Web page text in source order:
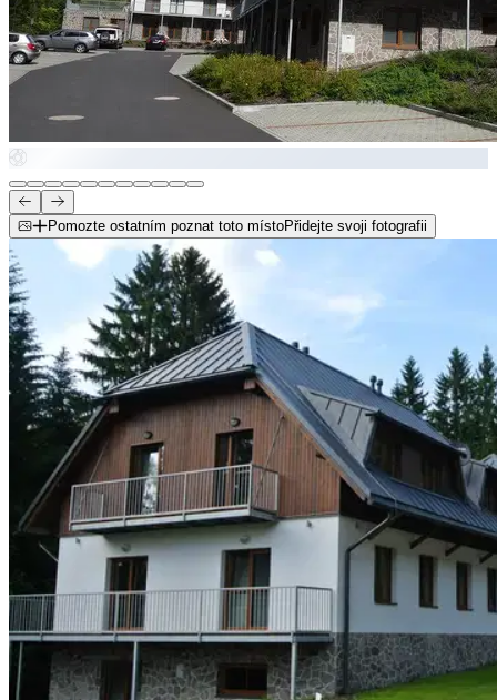
Pomozte ostatním poznat toto místoPřidejte svoji fotografii